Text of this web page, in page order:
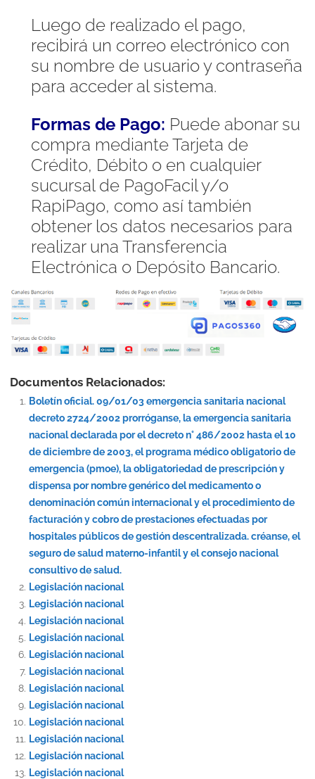
Luego de realizado el pago,
recibirá un correo electrónico con
su nombre de usuario y contraseña
para acceder al sistema.
Formas de Pago: Puede abonar su
compra mediante Tarjeta de
Crédito, Débito o en cualquier
sucursal de PagoFacil y/o
RapiPago, como así también
obtener los datos necesarios para
realizar una Transferencia
Electrónica o Depósito Bancario.
Documentos Relacionados:
Boletín oficial. 09/01/03 emergencia sanitaria nacional
decreto 2724/2002 prorróganse, la emergencia sanitaria
nacional declarada por el decreto n° 486/2002 hasta el 10
de diciembre de 2003, el programa médico obligatorio de
emergencia (pmoe), la obligatoriedad de prescripción y
dispensa por nombre genérico del medicamento o
denominación común internacional y el procedimiento de
facturación y cobro de prestaciones efectuadas por
hospitales públicos de gestión descentralizada. créanse, el
seguro de salud materno-infantil y el consejo nacional
consultivo de salud.
Legislación nacional
Legislación nacional
Legislación nacional
Legislación nacional
Legislación nacional
Legislación nacional
Legislación nacional
Legislación nacional
Legislación nacional
Legislación nacional
Legislación nacional
Legislación nacional